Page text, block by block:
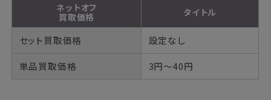
ネットオフ
買取価格
タイトル
セット買取価格 設定なし
単品買取価格 3円～40円